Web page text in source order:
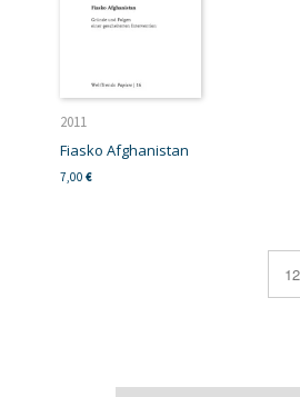
2011
Fiasko Afghanistan
7,00 €